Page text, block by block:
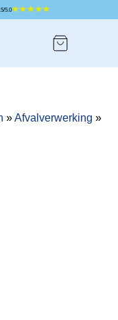
een gemiddelde van 4.5/5.0
»Afvalverwerking »